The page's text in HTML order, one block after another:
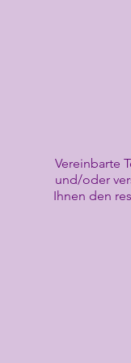
Vereinbarte
und/oder
Ihnen den